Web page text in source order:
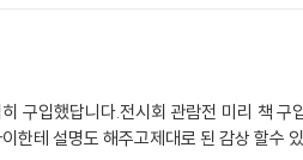
구입했답니다.전시회 관람전 미리 책 구
한테 설명도 해주고제대로 된 감상 할수